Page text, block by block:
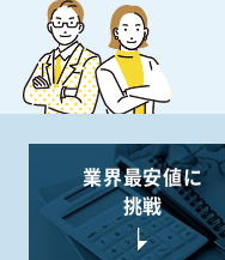
業界最安値に
挑戦